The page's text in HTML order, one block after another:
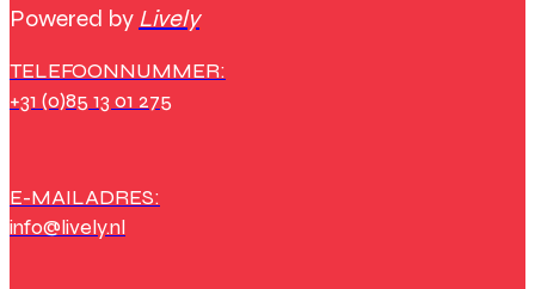
Powered by Lively
TELEFOONNUMMER:
+31 (0)85 13 01 275
E-MAILADRES:
info@lively.nl